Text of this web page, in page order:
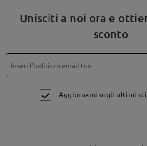
Unisciti a noi ora e
sconto
Aggiornami sugli ultimi